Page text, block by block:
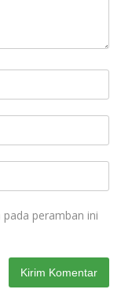
peramban ini